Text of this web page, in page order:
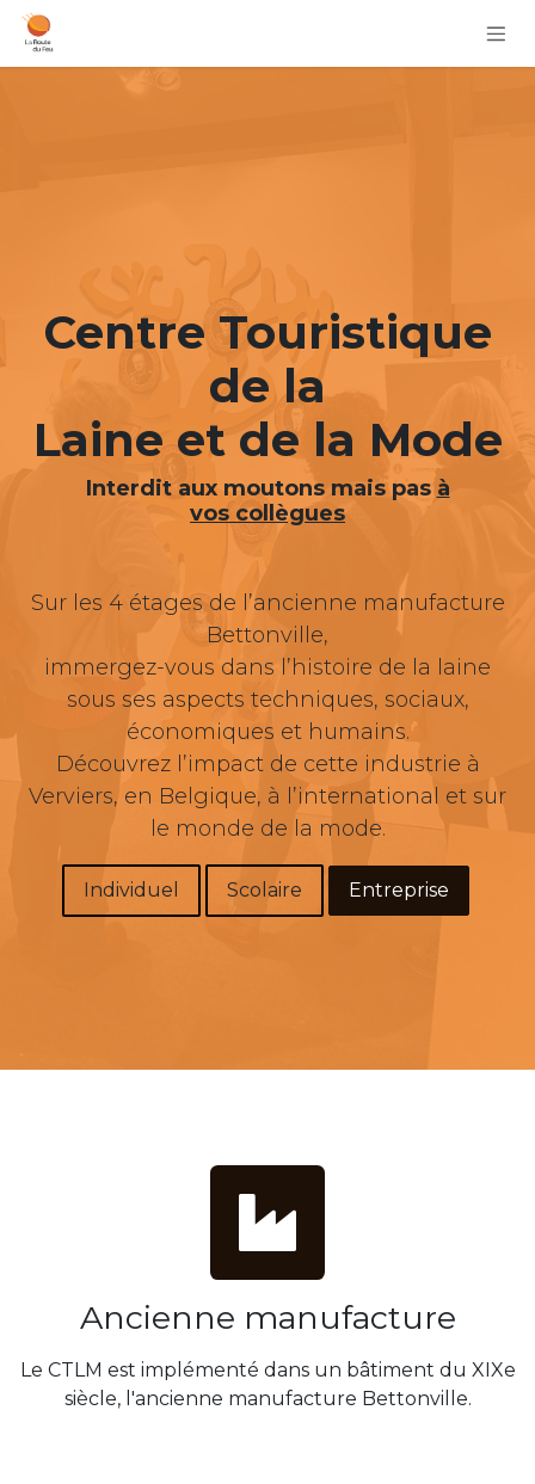
Se rendre au contenu
Centre Touristique
de la
Laine et de la Mode
Interdit aux moutons mais pas à
vos collègues
Sur les 4 étages de l’ancienne manufacture
Bettonville,
immergez-vous dans l’histoire de la laine
sous ses aspects techniques, sociaux,
économiques et humains.
Découvrez l’impact de cette industrie à
Verviers, en Belgique, à l’international et sur
le monde de la mode.
Individuel​​ Scol​​aire​​ Entrepr​​ise
Ancienne manufacture
Le CTLM est implémenté dans un bâtiment du XIXe
siècle, l'ancienne manufacture Bettonville.